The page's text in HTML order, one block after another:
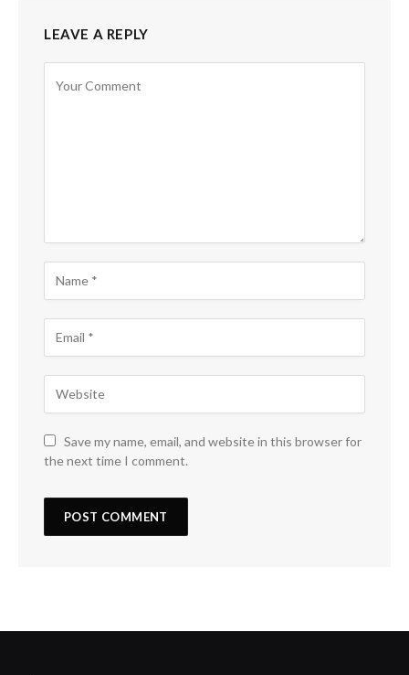
LEAVE A REPLY
Save my name, email, and website in this browser for
the next time I comment.